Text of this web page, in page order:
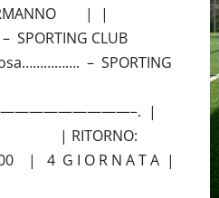
| |
CLUB
– SPORTING
|
| | RITORNO:
| 4 G I O R N A T A |